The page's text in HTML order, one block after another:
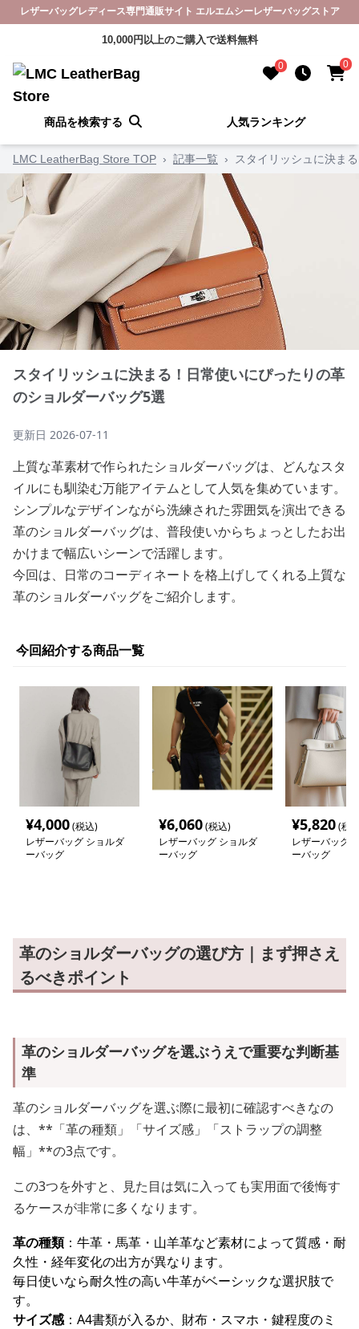
レザーバッグレディース専門通販サイト エルエムシーレザーバッグストア
10,000円以上のご購入で送料無料
0 0
商品を検索する 人気ランキング
LMC LeatherBag Store TOP › 記事一覧 › スタイリッシュに決ま
スタイリッシュに決まる！日常使いにぴったりの革
のショルダーバッグ5選
更新日 2026-07-11
上質な革素材で作られたショルダーバッグは、どんなスタ
イルにも馴染む万能アイテムとして人気を集めています。
シンプルなデザインながら洗練された雰囲気を演出できる
革のショルダーバッグは、普段使いからちょっとしたお出
かけまで幅広いシーンで活躍します。
今回は、日常のコーディネートを格上げしてくれる上質な
革のショルダーバッグをご紹介します。
今回紹介する商品一覧
¥4,000(税込)
レザーバッグ ショルダ
ーバッグ
¥6,060(税込)
レザーバッグ ショルダ
ーバッグ
¥5,820(税
レザーバッグ
ーバッグ
革のショルダーバッグの選び方｜まず押さえ
るべきポイント
革のショルダーバッグを選ぶうえで重要な判断基
準
革のショルダーバッグを選ぶ際に最初に確認すべきなの
は、**「革の種類」「サイズ感」「ストラップの調整
幅」**の3点です。
この3つを外すと、見た目は気に入っても実用面で後悔す
るケースが非常に多くなります。
革の種類：牛革・馬革・山羊革など素材によって質感・耐
久性・経年変化の出方が異なります。
毎日使いなら耐久性の高い牛革がベーシックな選択肢で
す。
サイズ感：A4書類が入るか、財布・スマホ・鍵程度のミ